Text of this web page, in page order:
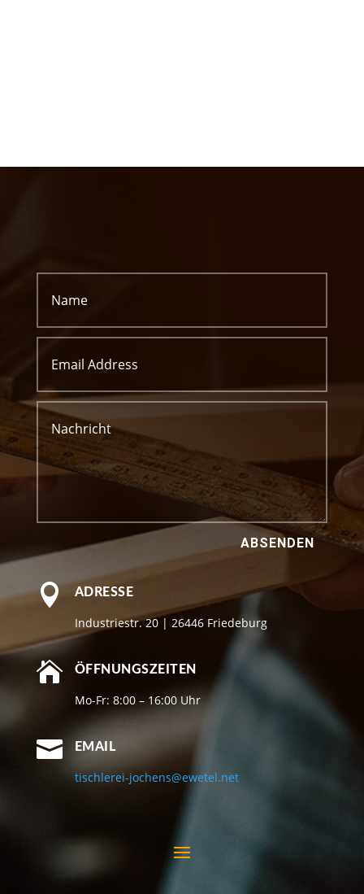
ABSENDEN
 ADRESSE
Industriestr. 20 | 26446 Friedeburg
 ÖFFNUNGSZEITEN
Mo-Fr: 8:00 – 16:00 Uhr
 EMAIL
tischlerei-jochens@ewetel.net